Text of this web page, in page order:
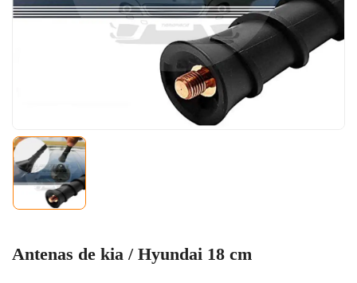
Antenas de kia / Hyundai 18 cm